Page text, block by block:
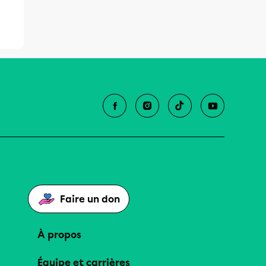
Faire un don
À propos
Équipe et carrières